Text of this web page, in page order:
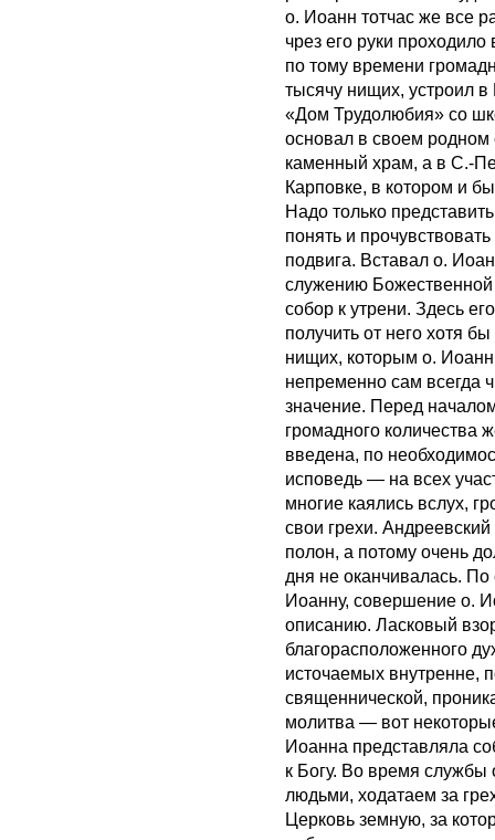
о. Иоанн тотчас же все
чрез его руки
по тому времени
тысячу нищих, устроил
«Дом Трудолюбия» со
основал в своем родном
каменный храм, а в С.-
Карповке, в котором и
Надо только
понять и
подвига. Вставал о.
служению Божественной
собор к утрени. Здесь
получить от него хотя
нищих, которым о.
непременно сам всегда
значение. Перед
громадного
введена, по
исповедь — на всех
многие каялись вслух,
свои грехи.
полон, а потому очень
дня не оканчивалась.
Иоанну, совершение о.
описанию. Ласковый
благорасположенного
источаемых внутренне,
священнической,
молитва — вот
Иоанна представляла
к Богу. Во время
людьми, ходатаем за
Церковь земную, за